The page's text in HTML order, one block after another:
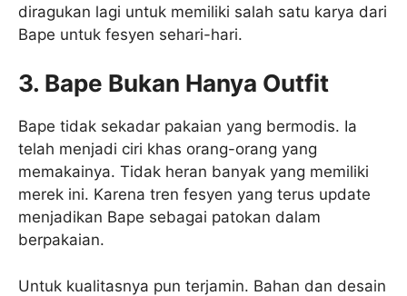
diragukan lagi untuk memiliki salah satu karya dari
Bape untuk fesyen sehari-hari.
3. Bape Bukan Hanya Outfit
Bape tidak sekadar pakaian yang bermodis. Ia
telah menjadi ciri khas orang-orang yang
memakainya. Tidak heran banyak yang memiliki
merek ini. Karena tren fesyen yang terus update
menjadikan Bape sebagai patokan dalam
berpakaian.
Untuk kualitasnya pun terjamin. Bahan dan desain